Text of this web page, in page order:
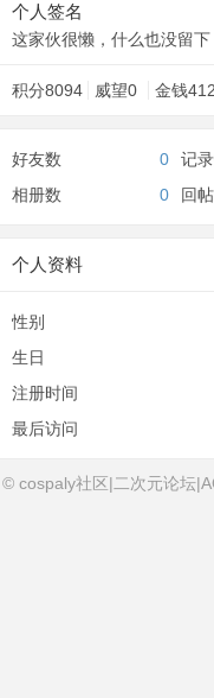
个人签名
这家伙很懒，什么也没留下
积分8094 威望0 金钱
好友数 0 记
相册数
0 回
个人资料
性别
生日
注册时间
最后访问
© cospaly社区|二次元论坛